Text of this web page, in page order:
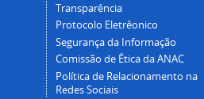
Transparência
Protocolo Eletrêonico
Segurança da Informação
Comissão de Ética da ANAC
Política de Relacionamento na
Redes Sociais